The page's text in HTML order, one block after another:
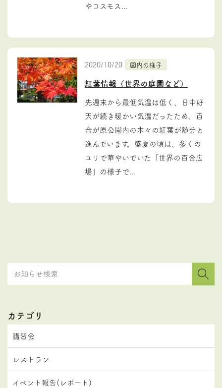
やコスモス...
2020/10/20 園内の様子
紅葉情報（世界の庭園など）
先週末から最低気温は低く、日中好
天が続き暖かい気温だったため、百
合が原公園内の木々の紅葉が随分と
進んでいます。盛夏の頃は、多くの
ユリで華やいでいた「世界の百合広
場」の様子で...
カテゴリ
講習会
レストラン
イベント報告(レポート)